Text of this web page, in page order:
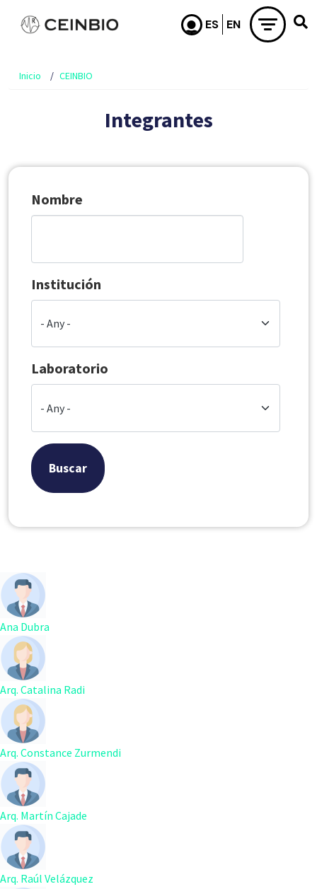
Pasar al contenido principal
Inicio CEINBIO
Integrantes
Nombre
Institución
Laboratorio
Buscar
Ana Dubra
Arq. Catalina Radi
Arq. Constance Zurmendi
Arq. Martín Cajade
Arq. Raúl Velázquez